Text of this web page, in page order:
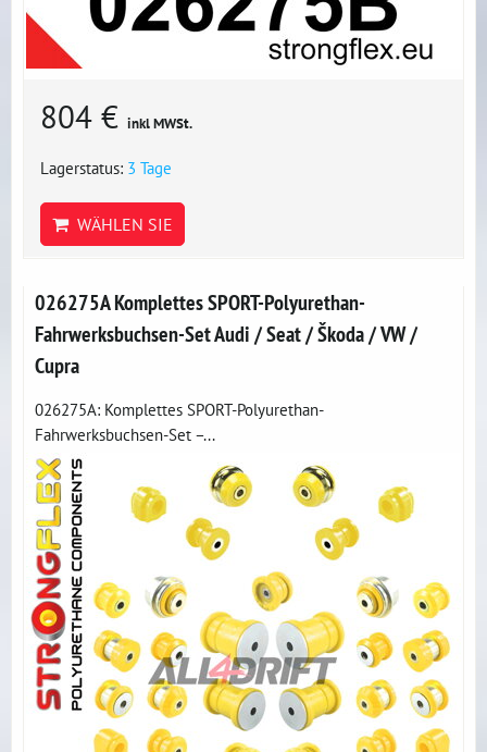
804 € inkl MWSt.
Lagerstatus: 3 Tage
WÄHLEN SIE
026275A Komplettes SPORT-Polyurethan-
Fahrwerksbuchsen-Set Audi / Seat / Škoda / VW /
Cupra
026275A: Komplettes SPORT-Polyurethan-
Fahrwerksbuchsen-Set –...